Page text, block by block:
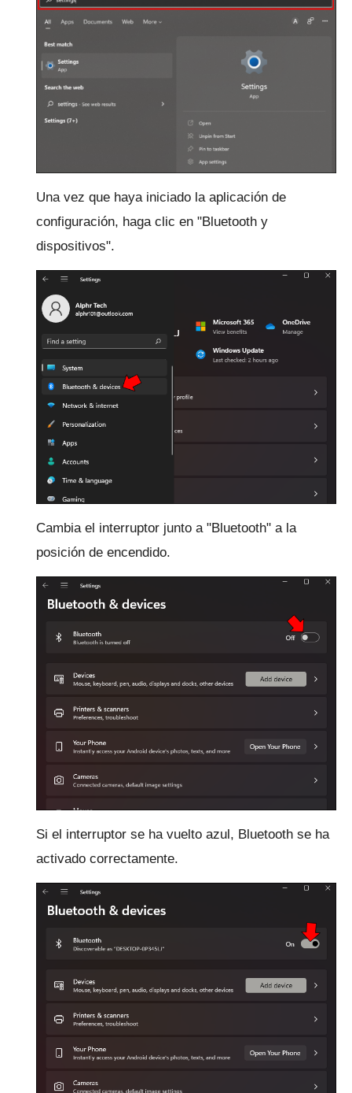
Una vez que haya iniciado la aplicación de
configuración, haga clic en "Bluetooth y
dispositivos".
Cambia el interruptor junto a "Bluetooth" a la
posición de encendido.
Si el interruptor se ha vuelto azul, Bluetooth se ha
activado correctamente.